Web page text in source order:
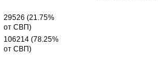
29526 (21.75%
от СВП)
106214 (78.25%
от СВП)